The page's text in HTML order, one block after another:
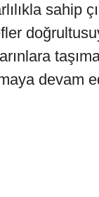
sahip
devam